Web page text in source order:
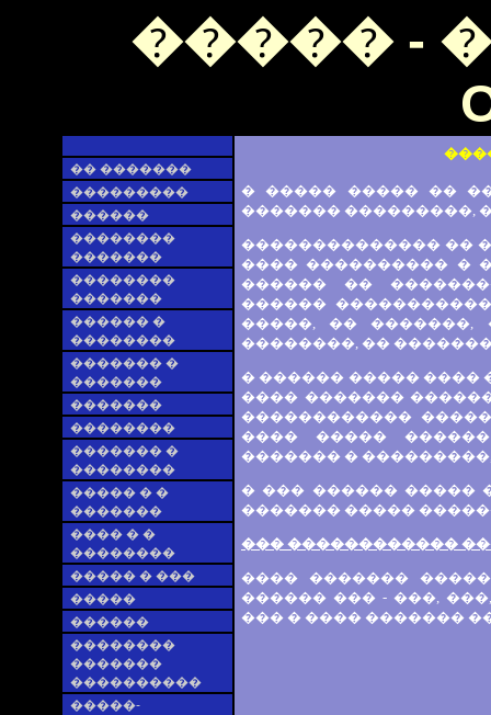
����� -
�� �������
���������
������
��������
�������
��������
�������
������ �
��������
������� �
�������
�������
��������
������� �
��������
����� � �
�������
���� � �
��������
����� � ���
�����
������
��������
�������
����������
�����-
� ����� ����� ��
������� ���������,
�������������� ��
���� ���������� �
������ ��
������
�����, �� �������,
��������, ��
� ������ ����� ����
���� �������
������������
���� �����
������� �
� ��� ������ �����
������� �����
��� ������������
���� �������
������ ��� - ���,
��� � ���� �������